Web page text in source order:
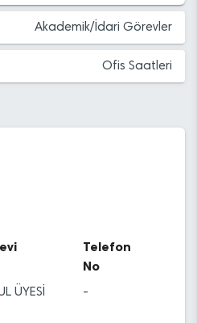
Akademik/İdari Görevler
Ofis Saatleri
Telefon
No
ÜYESİ -